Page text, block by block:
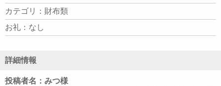
カテゴリ：財布類
お礼：なし
詳細情報
投稿者名：みつ様